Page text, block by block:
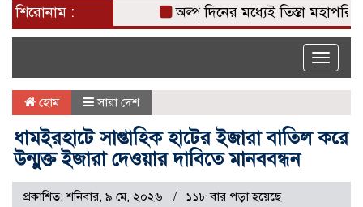
শিরোনাম : অল্প দিনের মধ্যেই তিস্তা
Toggle
হোম সারা দেশ
ধামইরহাটে সাপ্তাহিক হাটের ইজারা বাতিল করে
উন্মুক্ত ইজারা দেওয়ার দাবিতে মানববন্ধন
প্রকাশিত: শনিবার, ৯ মে, ২০২৬ ১১৮ বার পড়া হয়েছে